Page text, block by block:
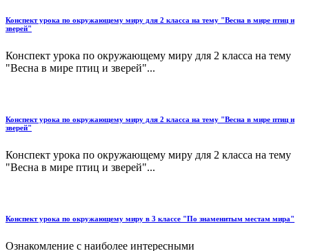
Конспект урока по окружающему миру для 2 класса на тему "Весна в мире птиц и
зверей"
Конспект урока по окружающему миру для 2 класса на тему
"Весна в мире птиц и зверей"...
Конспект урока по окружающему миру для 2 класса на тему "Весна в мире птиц и
зверей"
Конспект урока по окружающему миру для 2 класса на тему
"Весна в мире птиц и зверей"...
Конспект урока по окружающему миру в 3 классе "По знаменитым местам мира"
Ознакомление с наиболее интересными